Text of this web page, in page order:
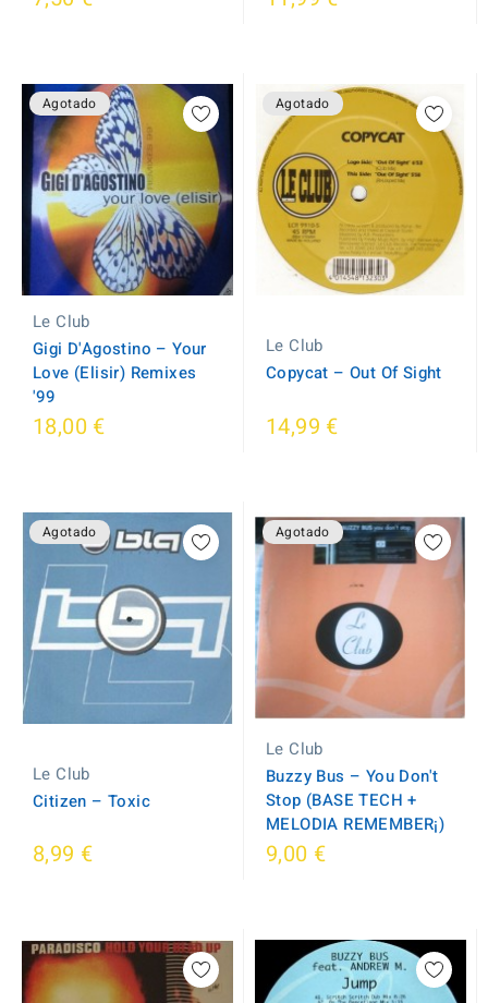
Agotado
Le Club
Gigi D'Agostino ‎– Your
Love (Elisir) Remixes
'99
18,00 €
Agotado
Le Club
Copycat ‎– Out Of Sight
14,99 €
Agotado
Le Club
Citizen ‎– Toxic
8,99 €
Agotado
Le Club
Buzzy Bus – You Don't
Stop (BASE TECH +
MELODIA REMEMBER¡)
9,00 €